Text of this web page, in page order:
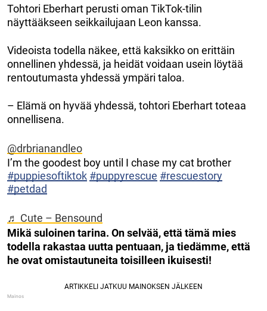
Tohtori Eberhart perusti oman TikTok-tilin
näyttääkseen seikkailujaan Leon kanssa.
Videoista todella näkee, että kaksikko on erittäin
onnellinen yhdessä, ja heidät voidaan usein löytää
rentoutumasta yhdessä ympäri taloa.
– Elämä on hyvää yhdessä, tohtori Eberhart toteaa
onnellisena.
@drbrianandleo
I’m the goodest boy until I chase my cat brother
#puppiesoftiktok #puppyrescue #rescuestory
#petdad
♬ Cute – Bensound
Mikä suloinen tarina. On selvää, että tämä mies
todella rakastaa uutta pentuaan, ja tiedämme, että
he ovat omistautuneita toisilleen ikuisesti!